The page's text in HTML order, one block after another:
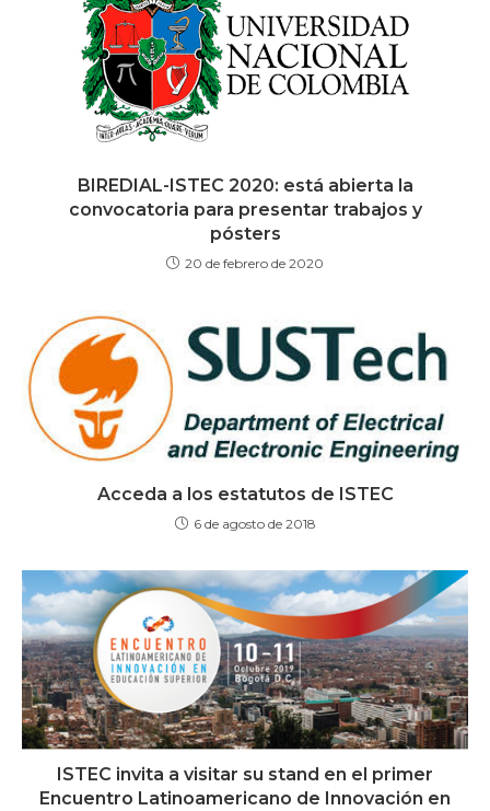
BIREDIAL-ISTEC 2020: está abierta la
convocatoria para presentar trabajos y
pósters
20 de febrero de 2020
Acceda a los estatutos de ISTEC
6 de agosto de 2018
ISTEC invita a visitar su stand en el primer
Encuentro Latinoamericano de Innovación en